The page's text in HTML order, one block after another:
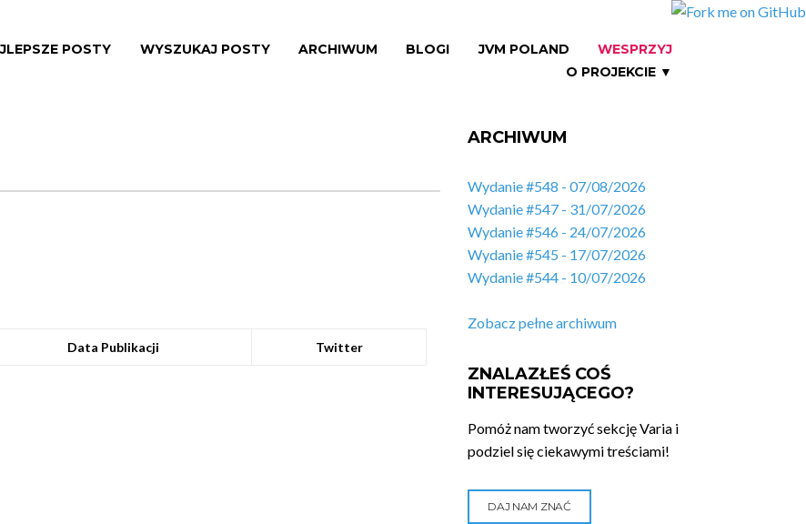
POSTY WYSZUKAJ POSTY ARCHIWUM BLOGI JVM POLAND
WESPRZYJ
O PROJEKCIE ▼
Data Publikacji Twitter
ARCHIWUM
Wydanie #548 - 07/08/2026
Wydanie #547 - 31/07/2026
Wydanie #546 - 24/07/2026
Wydanie #545 - 17/07/2026
Wydanie #544 - 10/07/2026
Zobacz pełne archiwum
ZNALAZŁEŚ COŚ
INTERESUJĄCEGO?
Pomóż nam tworzyć sekcję Varia i
podziel się ciekawymi treściami!
DAJ NAM ZNAĆ